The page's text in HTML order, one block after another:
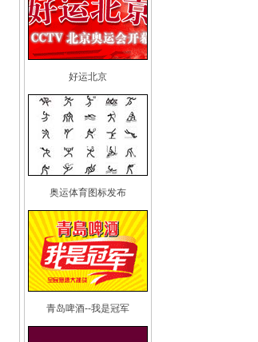
好运北京
奥运体育图标发布
青岛啤酒--我是冠军